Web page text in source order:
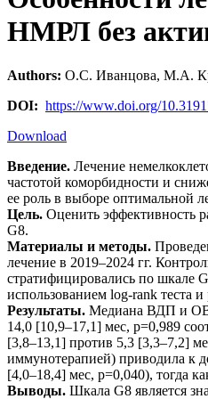
НМРЛ без
Authors: О.С. Иванцова, М.А.
DOI: https://www.doi.org/
Download
Введение. Лечение
частотой коморбидности и
ее роль в выборе оптимальной
Цель. Оценить эффективность
G8.
Материалы и методы.
лечение в 2019–2024 гг.
стратифицировались по шкале
использованием log-rank теста и
Результаты. Медиана ВДП и ОВ
14,0 [10,9–17,1] мес, p=0,989
[3,8–13,1] против 5,3 [3,3–7,2]
иммунотерапией) приводила к
[4,0–18,4] мес, p=0,040), тогда
Выводы. Шкала G8 является